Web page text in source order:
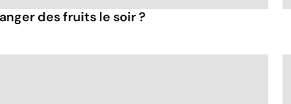
des fruits le soir ?